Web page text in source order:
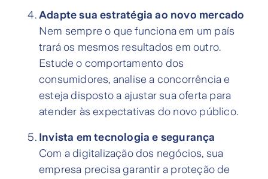
Adapte sua estratégia ao novo mercado
Nem sempre o que funciona em um país
trará os mesmos resultados em outro.
Estude o comportamento dos
consumidores, analise a concorrência e
esteja disposto a ajustar sua oferta para
atender às expectativas do novo público.
Invista em tecnologia e segurança
Com a digitalização dos negócios, sua
empresa precisa garantir a proteção de